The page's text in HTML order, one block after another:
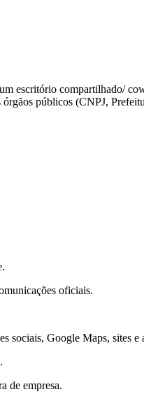
escritório compartilhado/
órgãos públicos (CNPJ,
oficiais.
sociais, Google Maps, sites e
de empresa.